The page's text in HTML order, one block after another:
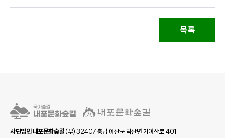
목록
사단법인 내포문화숲길(우) 32407 충남 예산군 덕산면 가야산로 401